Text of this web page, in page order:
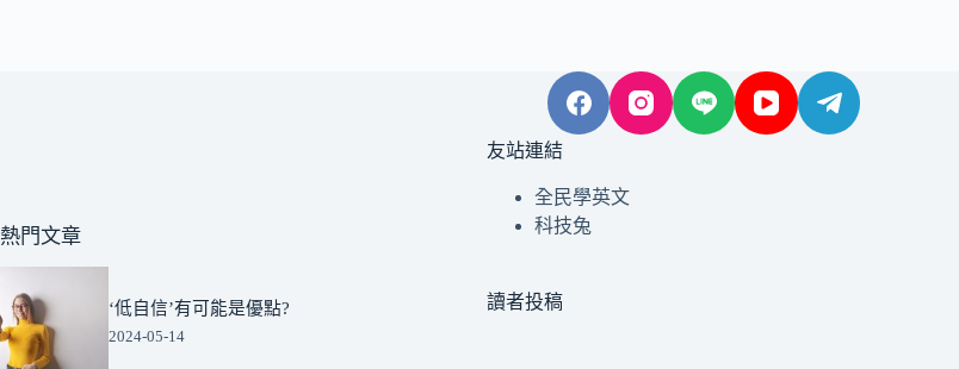
熱門文章
‘低自信’有可能是優點?
2024-05-14
友站連結
全民學英文
科技兔
讀者投稿